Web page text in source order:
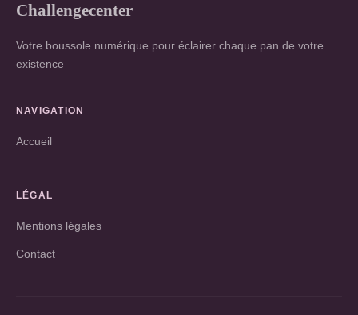
Challengecenter
Votre boussole numérique pour éclairer chaque pan de votre
existence
NAVIGATION
Accueil
LÉGAL
Mentions légales
Contact